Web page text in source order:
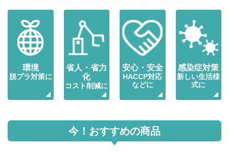
環境
脱プラ対策に
省人・省力
化
コスト削減に
安心・安全
HACCP対応
などに
感染症対策
新しい生活様
式に
今！おすすめの商品